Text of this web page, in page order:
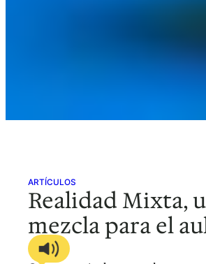
ARTÍCULOS
Realidad Mixta,
mezcla para el